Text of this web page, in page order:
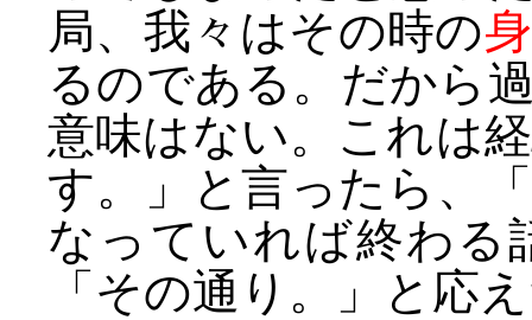
局、我々はその時の
るのである。だから
意味はない。これは
す。
」と言ったら、
なっていれば終わる
「その通り。」と応